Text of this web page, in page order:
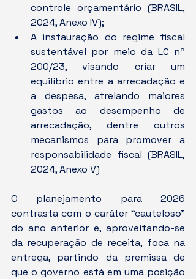
controle orçamentário (BRASIL,
2024, Anexo IV);
A instauração do regime fiscal
sustentável por meio da LC nº
200/23, visando criar um
equilíbrio entre a arrecadação e
a despesa, atrelando maiores
gastos ao desempenho de
arrecadação, dentre outros
mecanismos para promover a
responsabilidade fiscal (BRASIL,
2024, Anexo V)
O planejamento para 2026
contrasta com o caráter “cauteloso”
do ano anterior e, aproveitando-se
da recuperação de receita, foca na
entrega, partindo da premissa de
que o governo está em uma posição